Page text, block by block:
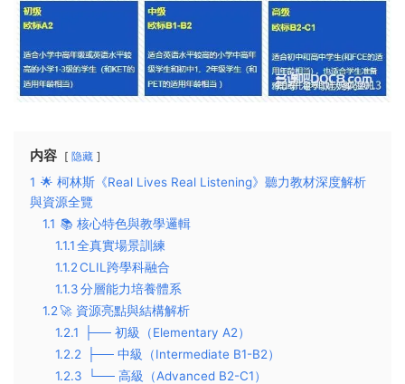
内容 隐藏
1 🌟 ​​柯林斯《Real Lives Real Listening》聽力教材深度解析
與資源全覽​
1.1 📚 ​​核心特色與教學邏輯​​
1.1.1​​全真實場景訓練​​
1.1.2​​CLIL跨學科融合​​
1.1.3​​分層能力培養體系​​
1.2​​🚀 資源亮點與結構解析​
1.2.1
├── ​​初級（Elementary A2）​​
1.2.2
├── ​​中級（Intermediate B1-B2）​​
1.2.3
└── ​​高級（Advanced B2-C1）​​